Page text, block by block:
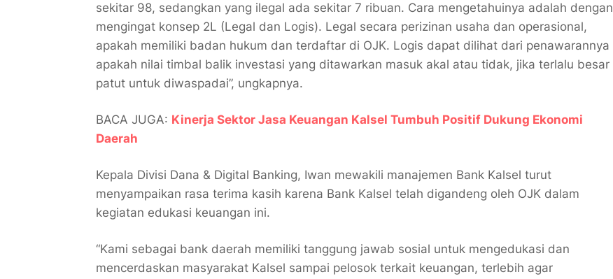
sekitar 98, sedangkan yang ilegal ada sekitar 7 ribuan. Cara mengetahuinya adalah dengan
mengingat konsep 2L (Legal dan Logis). Legal secara perizinan usaha dan operasional,
apakah memiliki badan hukum dan terdaftar di OJK. Logis dapat dilihat dari penawarannya
apakah nilai timbal balik investasi yang ditawarkan masuk akal atau tidak, jika terlalu besar
patut untuk diwaspadai”, ungkapnya.
BACA JUGA: Kinerja Sektor Jasa Keuangan Kalsel Tumbuh Positif Dukung Ekonomi
Daerah
Kepala Divisi Dana & Digital Banking, Iwan mewakili manajemen Bank Kalsel turut
menyampaikan rasa terima kasih karena Bank Kalsel telah digandeng oleh OJK dalam
kegiatan edukasi keuangan ini.
“Kami sebagai bank daerah memiliki tanggung jawab sosial untuk mengedukasi dan
mencerdaskan masyarakat Kalsel sampai pelosok terkait keuangan, terlebih agar